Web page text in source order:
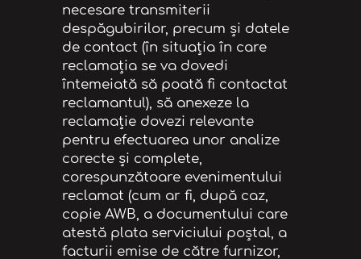
necesare transmiterii
despăgubirilor, precum și datele
de contact (în situaţia în care
reclamaţia se va dovedi
întemeiată să poată fi contactat
reclamantul), să anexeze la
reclamaţie dovezi relevante
pentru efectuarea unor analize
corecte şi complete,
corespunzătoare evenimentului
reclamat (cum ar fi, după caz,
copie AWB, a documentului care
atestă plata serviciului poştal, a
facturii emise de către furnizor,